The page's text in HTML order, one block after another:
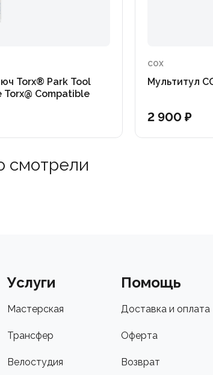
Torx® Park Tool
Compatible
COX
Мультитул
2 900 ₽
смотрели
Услуги
Мастерская
Трансфер
Велостудия
Помощь
Доставка и оплата
Оферта
Возврат